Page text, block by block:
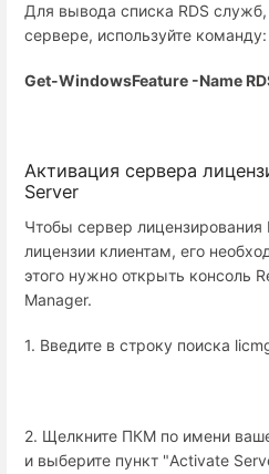
Для вывода списка RDS
сервере, используйте команду:
Get-WindowsFeature -Name
Активация сервера
Server
Чтобы сервер лицензирования
лицензии клиентам, его
этого нужно открыть консоль
Manager.
1. Введите в строку поиска
2. Щелкните ПКМ по имени
и выберите пункт "Activate